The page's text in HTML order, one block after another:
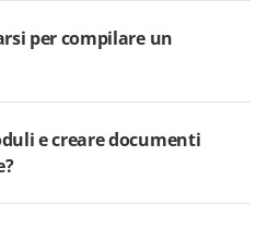
per compilare un
e creare documenti